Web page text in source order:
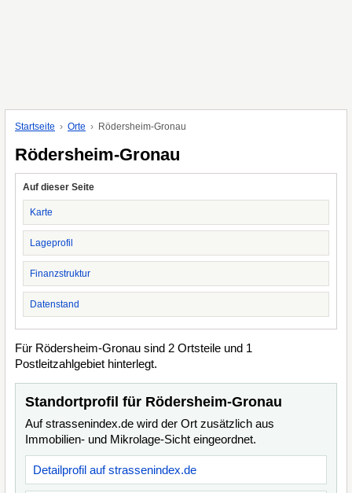
Startseite Orte Rödersheim-Gronau
Rödersheim-Gronau
Auf dieser Seite
Karte
Lageprofil
Finanzstruktur
Datenstand
Für Rödersheim-Gronau sind 2 Ortsteile und 1
Postleitzahlgebiet hinterlegt.
Standortprofil für Rödersheim-Gronau
Auf strassenindex.de wird der Ort zusätzlich aus
Immobilien- und Mikrolage-Sicht eingeordnet.
Detailprofil auf strassenindex.de